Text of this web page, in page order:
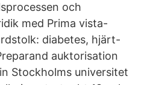
och
med Prima vista-
diabetes, hjärt-
auktorisation
Stockholms universitet